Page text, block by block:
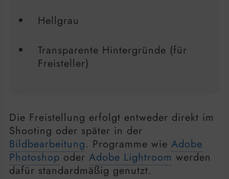
Hellgrau
Transparente Hintergründe (für
Freisteller)
Die Freistellung erfolgt entweder direkt im
Shooting oder später in der
Bildbearbeitung. Programme wie Adobe
Photoshop oder Adobe Lightroom werden
dafür standardmäßig genutzt.